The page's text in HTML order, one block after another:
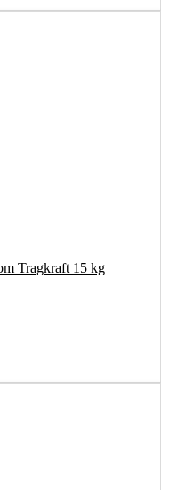
Tragkraft 15 kg